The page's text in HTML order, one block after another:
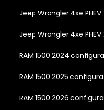
Jeep Wrangler 4xe
Jeep Wrangler 4xe
RAM 1500 2024
RAM 1500 2025
RAM 1500 2026